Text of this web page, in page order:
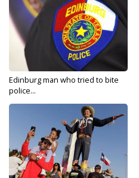
Edinburg man who tried to bite
police...